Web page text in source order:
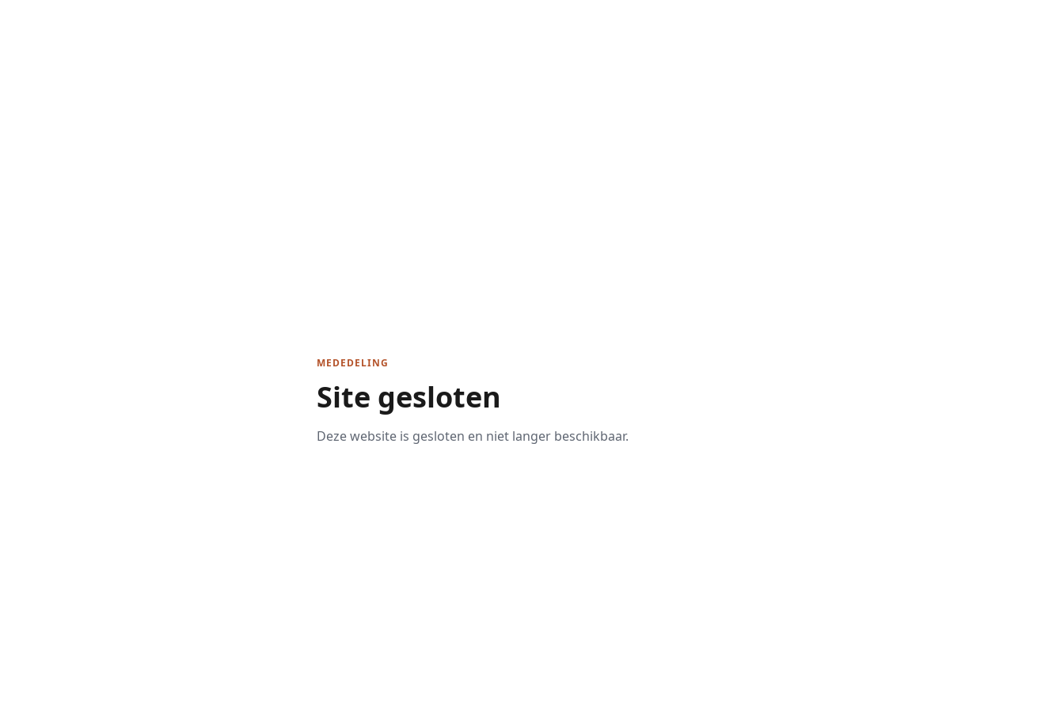
MEDEDELING
Site gesloten
Deze website is gesloten en niet langer beschikbaar.